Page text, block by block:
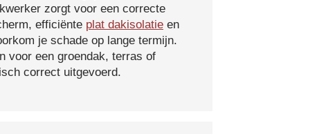
zorgt voor een correcte
efficiënte plat dakisolatie en
je schade op lange termijn.
voor een groendak, terras of
correct uitgevoerd.